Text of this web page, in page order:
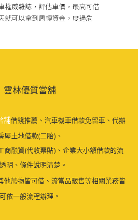
權威雜誌，評估車價，最高可借
就可以拿到周轉資金，度過危
雲林優質當舖
舖借錢推薦、汽車機車借款免留車、代辦
屋土地借款(二胎)、
商融資(代收票貼)、企業大小額借款的流
明、條件說明清楚。
他萬物皆可借、流當品販售等相關業務皆
可依一般流程辦理。